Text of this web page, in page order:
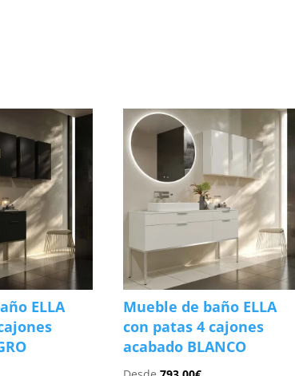
ELLA
Mueble de baño ELLA
con patas 4 cajones
acabado BLANCO